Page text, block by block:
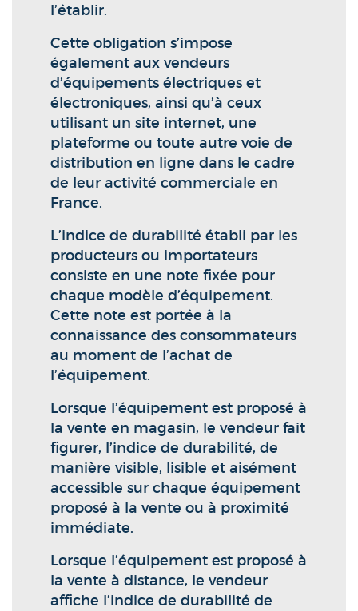
l’établir.
Cette obligation s’impose
également aux vendeurs
d’équipements électriques et
électroniques, ainsi qu’à ceux
utilisant un site internet, une
plateforme ou toute autre voie de
distribution en ligne dans le cadre
de leur activité commerciale en
France.
L’indice de durabilité établi par les
producteurs ou importateurs
consiste en une note fixée pour
chaque modèle d’équipement.
Cette note est portée à la
connaissance des consommateurs
au moment de l’achat de
l’équipement.
Lorsque l’équipement est proposé à
la vente en magasin, le vendeur fait
figurer, l’indice de durabilité, de
manière visible, lisible et aisément
accessible sur chaque équipement
proposé à la vente ou à proximité
immédiate.
Lorsque l’équipement est proposé à
la vente à distance, le vendeur
affiche l’indice de durabilité de